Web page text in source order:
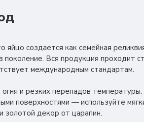
яйцо создается как семейная
Вся продукция проходит
международным стандартам.
и резких перепадов
поверхностями — используйте
золотой декор от царапин.